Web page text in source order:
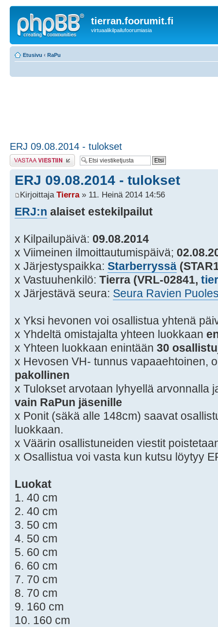
tierran.foorumit.fi
virtuaalikilpailufoorumiasia
Etusivu ‹ RaPu
ERJ 09.08.2014 - tulokset
Lähetä vastaus
ERJ 09.08.2014 - tulokset
Kirjoittaja Tierra» 11. Heinä 2014 14:56
ERJ:n alaiset estekilpailut
x Kilpailupäivä: 09.08.2014
x Viimeinen ilmoittautumispäivä;
x Järjestyspaikka: Starberryssä
x Vastuuhenkilö: Tierra (VRL-02841,
x Järjestävä seura: Seura Ravien
x Yksi hevonen voi osallistua yhtenä
x Yhdeltä omistajalta yhteen luokkaan
x Yhteen luokkaan enintään 30
x Hevosen VH- tunnus vapaaehtoinen,
pakollinen
x Tulokset arvotaan lyhyellä arvonnalla
vain RaPun jäsenille
x Ponit (säkä alle 148cm) saavat
luokkaan.
x Väärin osallistuneiden viestit
x Osallistua voi vasta kun kutsu löytyy
Luokat
1. 40 cm
2. 40 cm
3. 50 cm
4. 50 cm
5. 60 cm
6. 60 cm
7. 70 cm
8. 70 cm
9. 160 cm
10. 160 cm